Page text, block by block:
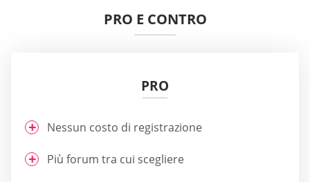
PRO E CONTRO
PRO
Nessun costo di registrazione
Più forum tra cui scegliere